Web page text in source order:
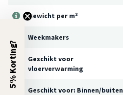
Gewicht per m²
Weekmakers
Geschikt voor
vloerverwarming
Geschikt voor: Binnen/buiten
5% Korting?